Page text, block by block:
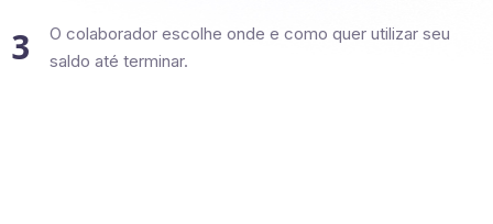
O colaborador escolhe onde e como quer utilizar seu
saldo até terminar.
3